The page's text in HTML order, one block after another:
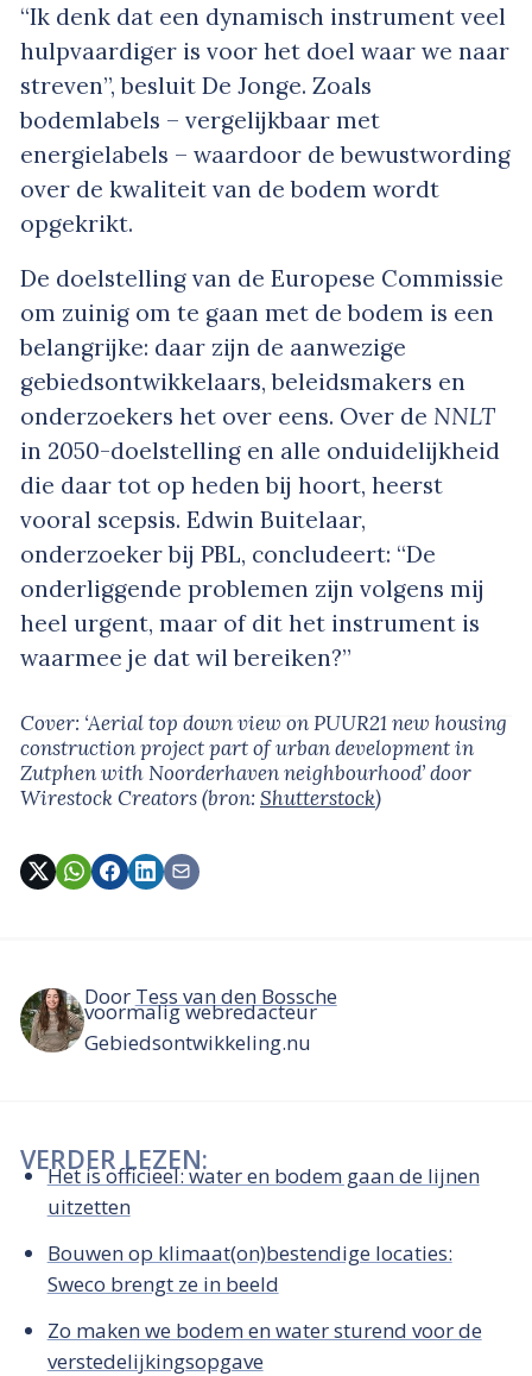
“Ik denk dat een dynamisch instrument veel
hulpvaardiger is voor het doel waar we naar
streven”, besluit De Jonge. Zoals
bodemlabels – vergelijkbaar met
energielabels – waardoor de bewustwording
over de kwaliteit van de bodem wordt
opgekrikt.
De doelstelling van de Europese Commissie
om zuinig om te gaan met de bodem is een
belangrijke: daar zijn de aanwezige
gebiedsontwikkelaars, beleidsmakers en
onderzoekers het over eens. Over de NNLT
in 2050-doelstelling en alle onduidelijkheid
die daar tot op heden bij hoort, heerst
vooral scepsis. Edwin Buitelaar,
onderzoeker bij PBL, concludeert: “De
onderliggende problemen zijn volgens mij
heel urgent, maar of dit het instrument is
waarmee je dat wil bereiken?”
Cover: ‘Aerial top down view on PUUR21 new housing
construction project part of urban development in
Zutphen with Noorderhaven neighbourhood’door
Wirestock Creators(bron: Shutterstock)
Door Tess van den Bossche
voormalig webredacteur
Gebiedsontwikkeling.nu
VERDER LEZEN:
Het is officieel: water en bodem gaan de lijnen
uitzetten
Bouwen op klimaat(on)bestendige locaties:
Sweco brengt ze in beeld
Zo maken we bodem en water sturend voor de
verstedelijkingsopgave